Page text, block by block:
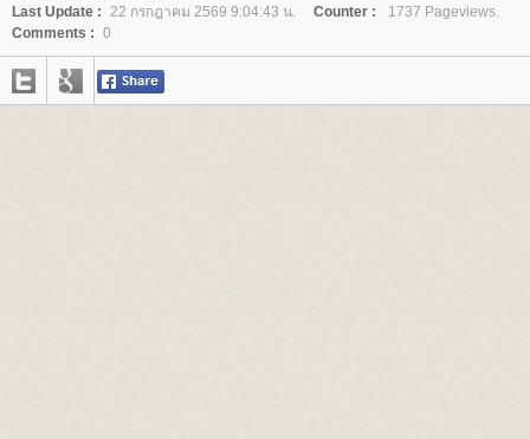
Last Update : 22 กรกฎาคม 2569 9:04:43 น. Counter :
1737 Pageviews.
Comments : 0